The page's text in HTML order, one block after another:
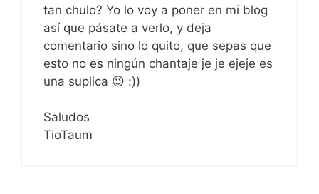
tan chulo? Yo lo voy a poner en mi blog
así que pásate a verlo, y deja
comentario sino lo quito, que sepas que
esto no es ningún chantaje je je ejeje es
una suplica 😉 :))
Saludos
TioTaum